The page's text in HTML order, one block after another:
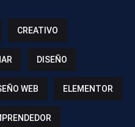
CREATIVO
DISEÑO
WEB ELEMENTOR